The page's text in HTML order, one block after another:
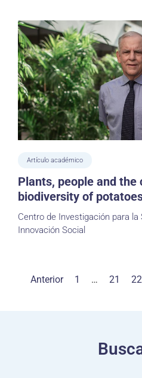
Artículo académico
Plants, people and the
biodiversity of
Centro de Investigación para la
Innovación Social
Anterior 1 … 21 22